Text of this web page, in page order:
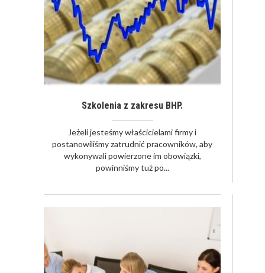
Szkolenia z zakresu BHP.
Jeżeli jesteśmy właścicielami firmy i
postanowiliśmy zatrudnić pracowników, aby
wykonywali powierzone im obowiązki,
powinniśmy tuż po...